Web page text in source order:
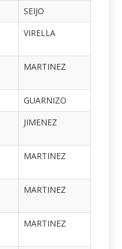
SEIJO
VIRELLA
MARTINEZ
GUARNIZO
JIMENEZ
MARTINEZ
MARTINEZ
MARTINEZ